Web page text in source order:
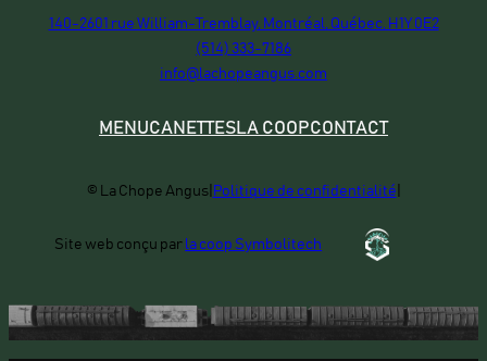
140-2601 rue William-Tremblay, Montréal, Québec, H1Y 0E2
(514) 333-7186
info@lachopeangus.com
MENUCANETTESLA COOPCONTACT
© La Chope Angus| Politique de confidentialité
Site web conçu par la coop Symbolitech